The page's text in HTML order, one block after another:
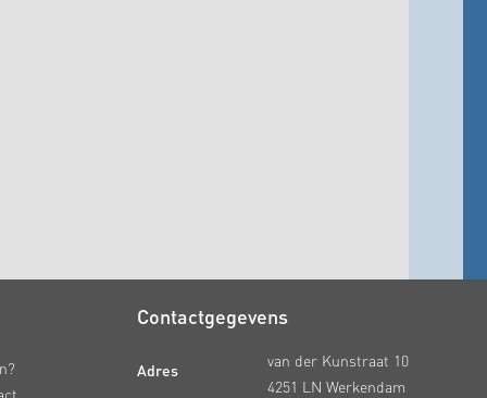
Contactgegevens
Adres
van der Kunstraat 10
4251 LN Werkendam